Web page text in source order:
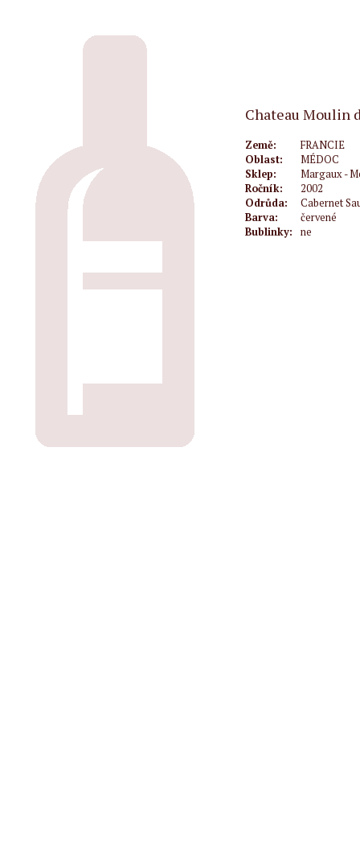
Chateau Moulin
Země:
FRANCIE
Oblast:
MÉDOC
Sklep:
Margaux -
Ročník:
2002
Odrůda:
Cabernet
Barva:
červené
Bublinky:
ne